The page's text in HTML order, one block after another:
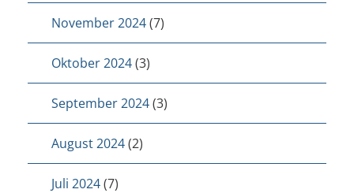
November 2024(7)
Oktober 2024(3)
September 2024(3)
August 2024(2)
Juli 2024(7)